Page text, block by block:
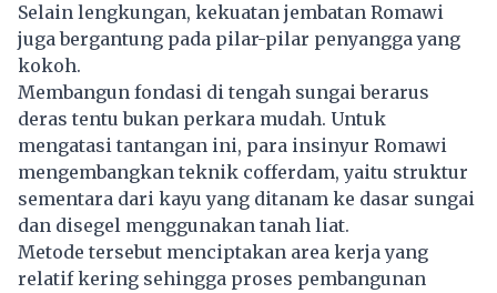
Selain lengkungan, kekuatan jembatan Romawi
juga bergantung pada pilar-pilar penyangga yang
kokoh.
Membangun fondasi di tengah sungai berarus
deras tentu bukan perkara mudah. Untuk
mengatasi tantangan ini, para insinyur Romawi
mengembangkan teknik cofferdam, yaitu struktur
sementara dari kayu yang ditanam ke dasar sungai
dan disegel menggunakan tanah liat.
Metode tersebut menciptakan area kerja yang
relatif kering sehingga proses pembangunan